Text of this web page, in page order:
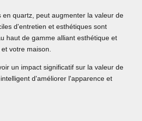
quartz, peut augmenter la valeur de
d'entretien et esthétiques sont
haut de gamme alliant esthétique et
votre maison.
un impact significatif sur la valeur de
d'améliorer l'apparence et